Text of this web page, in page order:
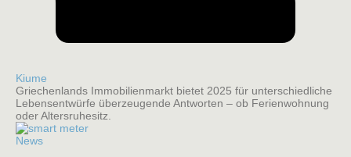
Kiume
Griechenlands Immobilienmarkt bietet 2025 für unterschiedliche
Lebensentwürfe überzeugende Antworten – ob Ferienwohnung
oder Altersruhesitz.
News